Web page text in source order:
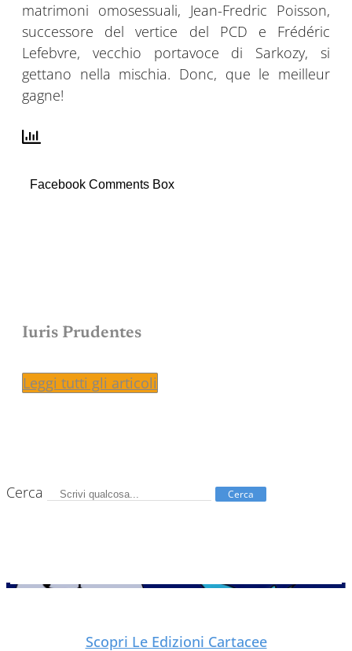
matrimoni omosessuali, Jean-Fredric Poisson,
successore del vertice del PCD e Frédéric
Lefebvre, vecchio portavoce di Sarkozy, si
gettano nella mischia. Donc, que le meilleur
gagne!
Facebook Comments Box
Iuris Prudentes
Leggi tutti gli articoli
Cerca Cerca
Scopri Le Edizioni Cartacee